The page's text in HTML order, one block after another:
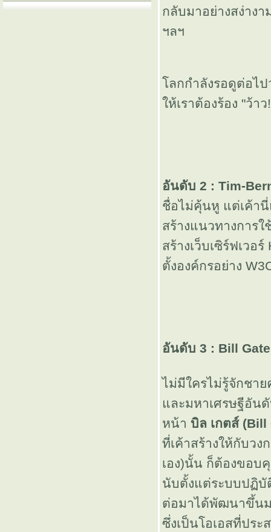
ต่อวงการ
กลับมาอย่างสง่างา
ฯลฯ
ลกกำลังรอดูต่อไป
ห้เราต้องร้อง "ว้า
อันดับ 2 : Tim-
ชื่อไม่คุ้นหู แต่เค้านี่
สร้างแนวทางการใ
สร้างเว็บเซิร์ฟเวอ
ตั้งองค์กรอย่าง
อันดับ 3 : Bill
ไม่มีใครไม่รู้จักชา
ละมหาเศรษฐีอัน
หน้า บิล เกตส์ (Bill
ที่เค้าสร้างให้กับวง
เอง)นั้น ก็ต้องขอ
นับตั้งแต่ระบบปฏิบั
ต่อมาได้พัฒนาขึ้นม
ซึ่งเป็นโอเอสที่ประ